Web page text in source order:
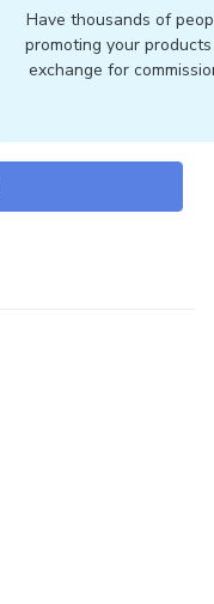
Have thousands of
promoting your
exchange for